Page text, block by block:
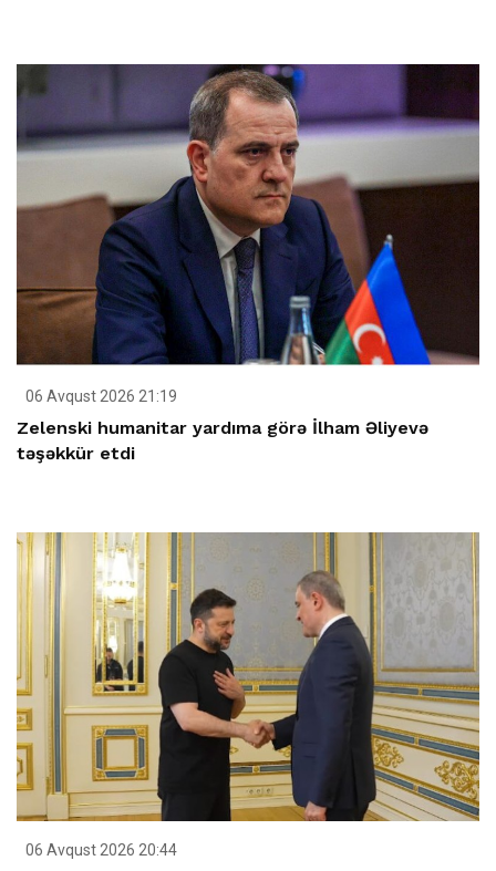
06 Avqust 2026 21:19
Zelenski humanitar yardıma görə İlham Əliyevə
təşəkkür etdi
06 Avqust 2026 20:44